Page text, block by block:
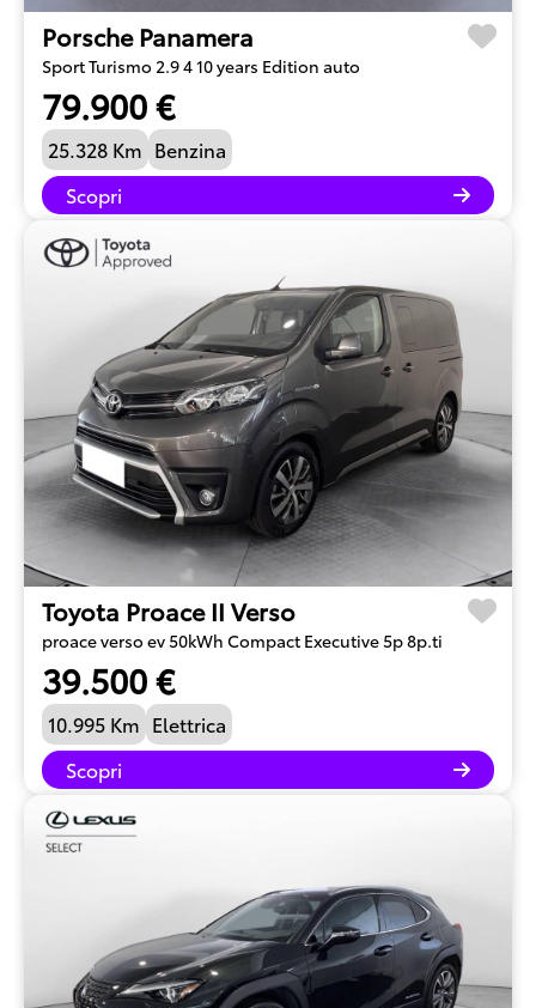
Porsche Panamera
Sport Turismo 2.9 4 10 years Edition auto
79.900 €
25.328 Km Benzina
Scopri
Toyota Proace II Verso
proace verso ev 50kWh Compact Executive 5p 8p.ti
39.500 €
10.995 Km Elettrica
Scopri